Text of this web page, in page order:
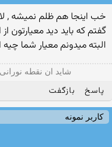
خب اینجا هم ظلم نمیشه ,
گفتم که باید دید معیارتون
البته میدونم معیار شما
شاید ان نقطه
پاسخ بازگفت
کاربر نمونه